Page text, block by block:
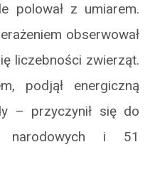
polował z umiarem.
obserwował
liczebności zwierząt.
podjął energiczną
– przyczynił się do
narodowych i 51